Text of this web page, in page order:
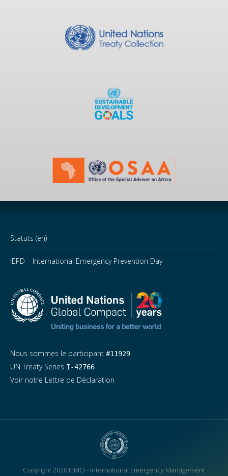
Statuts (en)
IEPD – International Emergency Prevention Day
Nous sommes le participant #11929
UN Treaty Series I-42766
Voir notre Lettre de Déclaration
Copyright 2020 IEMO - International Emergency Management